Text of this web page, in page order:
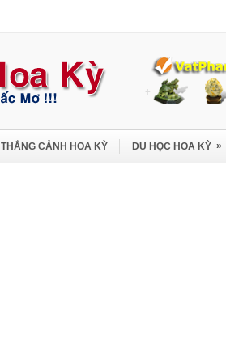
THẮNG CẢNH HOA KỲ DU HỌC HOA KỲ »